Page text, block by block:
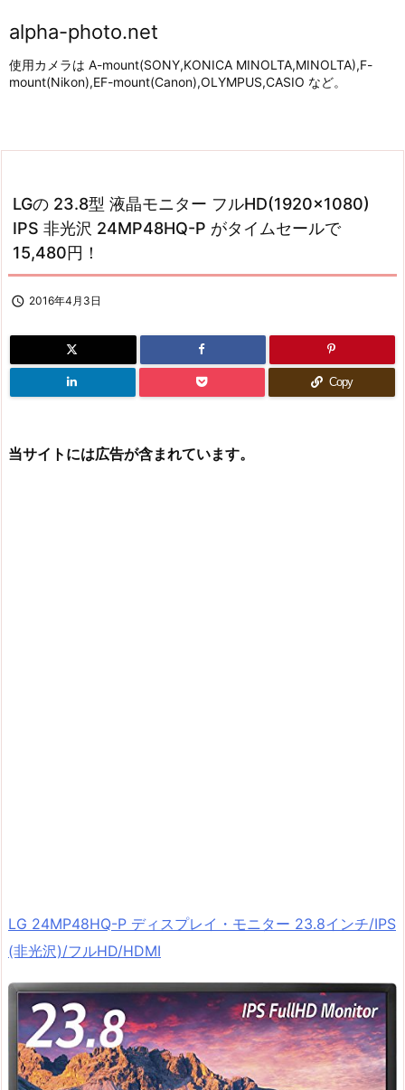
alpha-photo.net
使用カメラは A-mount(SONY,KONICA MINOLTA,MINOLTA),F-
mount(Nikon),EF-mount(Canon),OLYMPUS,CASIO など。
LGの 23.8型 液晶モニター フルHD(1920×1080)
IPS 非光沢 24MP48HQ-P がタイムセールで
15,480円！
 2016年4月3日
Copy
当サイトには広告が含まれています。
LG 24MP48HQ-P ディスプレイ・モニター 23.8インチ/IPS
(非光沢)/フルHD/HDMI